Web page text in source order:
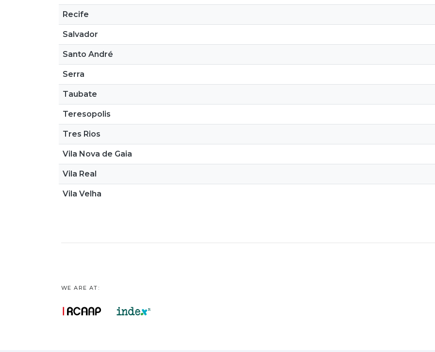
Recife
Salvador
Santo André
Serra
Taubate
Teresopolis
Tres Rios
Vila Nova de Gaia
Vila Real
Vila Velha
WE ARE AT: